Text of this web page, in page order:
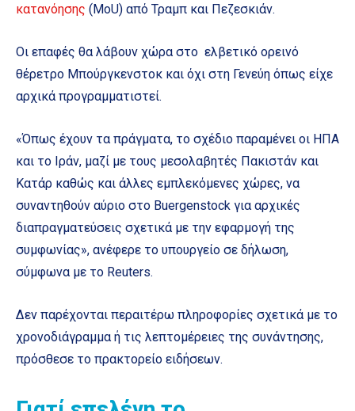
κατανόησης (MoU) από Τραμπ και Πεζεσκιάν.
Οι επαφές θα λάβουν χώρα στο ελβετικό ορεινό
θέρετρο Μπούργκενστοκ και όχι στη Γενεύη όπως είχε
αρχικά προγραμματιστεί.
«Όπως έχουν τα πράγματα, το σχέδιο παραμένει οι ΗΠΑ
και το Ιράν, μαζί με τους μεσολαβητές Πακιστάν και
Κατάρ καθώς και άλλες εμπλεκόμενες χώρες, να
συναντηθούν αύριο στο Buergenstock για αρχικές
διαπραγματεύσεις σχετικά με την εφαρμογή της
συμφωνίας», ανέφερε το υπουργείο σε δήλωση,
σύμφωνα με το Reuters.
Δεν παρέχονται περαιτέρω πληροφορίες σχετικά με το
χρονοδιάγραμμα ή τις λεπτομέρειες της συνάντησης,
πρόσθεσε το πρακτορείο ειδήσεων.